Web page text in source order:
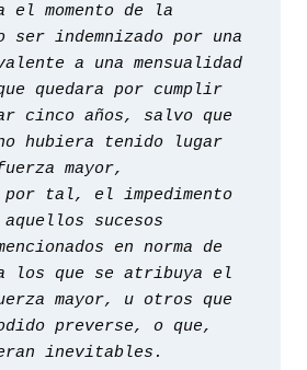
el momento de la
ser indemnizado por una
a una mensualidad
quedara por cumplir
cinco años, salvo que
hubiera tenido lugar
mayor,
por tal, el impedimento
sucesos
en norma de
los que se atribuya el
mayor, u otros que
preverse, o que,
inevitables.